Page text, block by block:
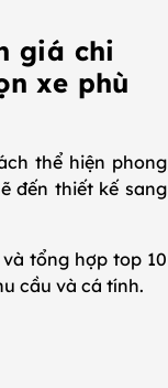
giá chi
xe phù
thể hiện phong
đến thiết kế sang
tổng hợp top 10
cầu và cá tính.